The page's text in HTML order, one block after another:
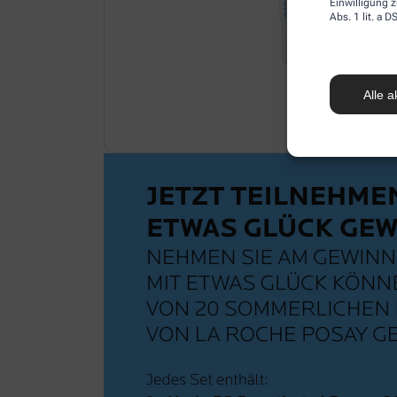
Einwilligung
Abs. 1 lit. a
Alle